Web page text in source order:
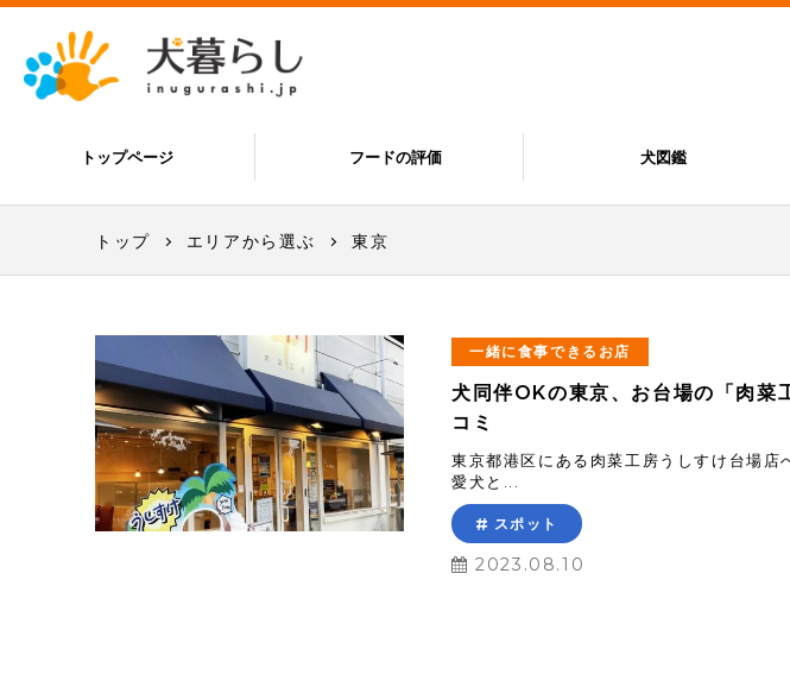
トップページ フードの評価 犬図鑑
トップ エリアから選ぶ 東京
一緒に食事できるお店
犬同伴OKの東京、お台場の「肉菜
コミ
東京都港区にある肉菜工房うしすけ台場店
愛犬と...
スポット
2023.08.10